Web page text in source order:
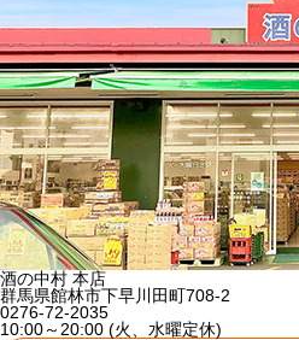
酒の中村 本店
群馬県館林市下早川田町708-2
0276-72-2035
10:00～20:00 (火、水曜定休)